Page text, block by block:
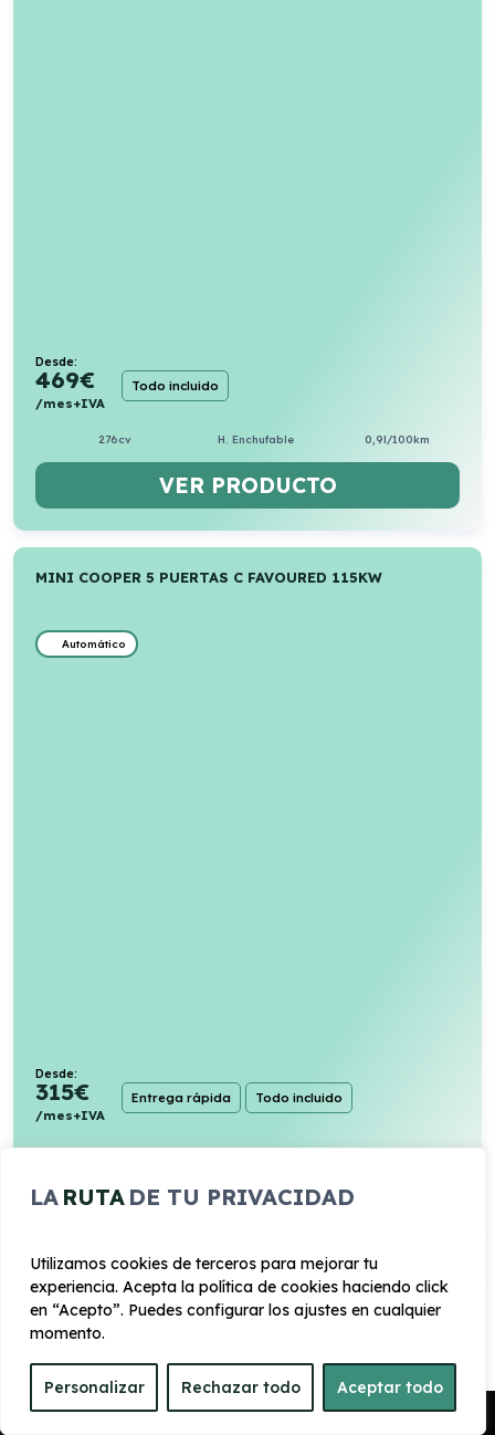
LA RUTA DE TU PRIVACIDAD
Utilizamos cookies de terceros para mejorar tu
experiencia. Acepta la política de cookies haciendo click
en “Acepto”. Puedes configurar los ajustes en cualquier
momento.
Personalizar Rechazar todo Aceptar todo
Desde:
469€
/mes+IVA
Todo incluido
276cv H. Enchufable 0,9l/100km
VER PRODUCTO
MINI COOPER 5 PUERTAS C FAVOURED 115KW
Automático
Desde:
315€
/mes+IVA
Entrega rápida Todo incluido
156cv Gasolina 6,1l/100km
VER PRODUCTO
TOYOTA YARIS 120H 116CV ACTIVE
Pedir Presupuesto